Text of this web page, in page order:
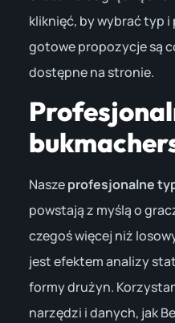
kliknięć, by wybrać typ i
gotowe propozycje są
dostępne na stronie.
Naszeprofesjonalne
powstają z myślą o
czegoś więcej niż
jest efektem analizy
formy drużyn.
narzędzi i danych, jak